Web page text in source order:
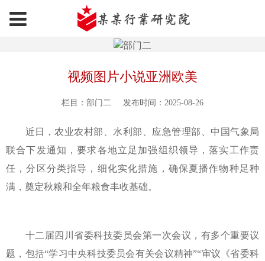
视频图片小说亚洲欧美
栏目：部门二 发布时间：2025-08-26
近日，农业农村部、水利部、应急管理部、中国气象局
联合下发通知，要求各地立足加强组织领导，落实工作责
任，分区分类指导，细化实化措施，确保夏播作物种足种
满，奠定秋粮和全年粮食丰收基础。
十二届四川省委科技委员会第一次会议，有多个重要议
题，包括“学习中央科技委员会有关会议精神”“审议《省委科